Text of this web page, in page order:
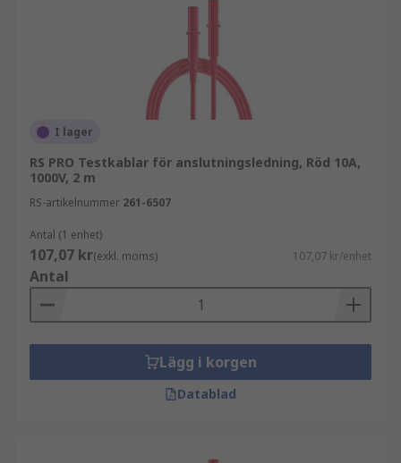
I lager
RS PRO Testkablar för anslutningsledning, Röd 10A,
1000V, 2 m
RS-artikelnummer 261-6507
Antal (1 enhet)
107,07 kr(exkl. moms) 107,07 kr/enhet
Antal
Lägg i korgen
Datablad